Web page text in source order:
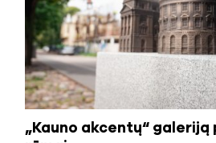
„Kauno akcentų“ galeriją